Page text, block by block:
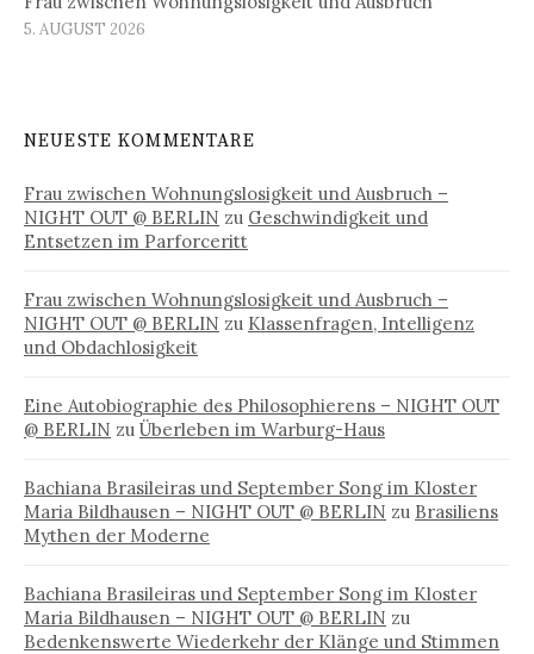
5. AUGUST 2026
NEUESTE KOMMENTARE
Frau zwischen Wohnungslosigkeit und Ausbruch –
NIGHT OUT @ BERLIN zu Geschwindigkeit und
Entsetzen im Parforceritt
Frau zwischen Wohnungslosigkeit und Ausbruch –
NIGHT OUT @ BERLIN zu Klassenfragen, Intelligenz
und Obdachlosigkeit
Eine Autobiographie des Philosophierens – NIGHT OUT
@ BERLIN zu Überleben im Warburg-Haus
Bachiana Brasileiras und September Song im Kloster
Maria Bildhausen – NIGHT OUT @ BERLIN zu Brasiliens
Mythen der Moderne
Bachiana Brasileiras und September Song im Kloster
Maria Bildhausen – NIGHT OUT @ BERLIN zu
Bedenkenswerte Wiederkehr der Klänge und Stimmen